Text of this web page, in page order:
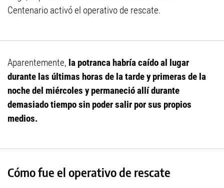
Centenario activó el operativo de rescate.
Aparentemente, la potranca habría caído al lugar
durante las últimas horas de la tarde y primeras de la
noche del miércoles y permaneció allí durante
demasiado tiempo sin poder salir por sus propios
medios.
Cómo fue el operativo de rescate